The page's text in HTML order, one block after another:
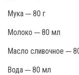
Мука ─ 80 г
Молоко ─ 80 мл
Масло сливочное ─
Вода ─ 80 мл